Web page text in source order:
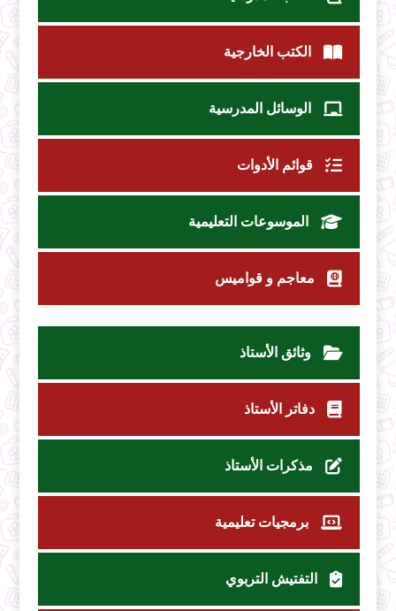
الكتب الخارجية
الوسائل المدرسية
قوائم الأدوات
الموسوعات التعليمية
معاجم و قواميس
وثائق الأستاذ
دفاتر الأستاذ
مذكرات الأستاذ
برمجيات تعليمية
التفتيش التربوي